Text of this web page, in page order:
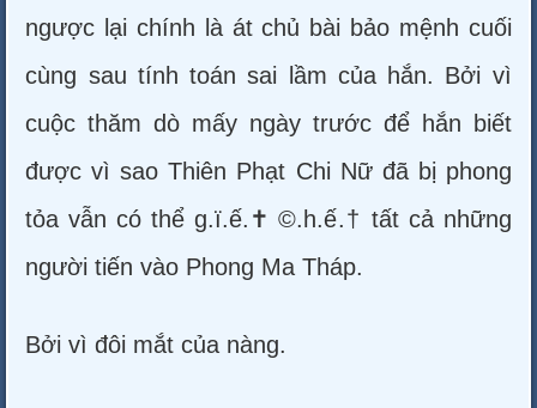
ngược lại chính là át chủ bài bảo mệnh cuối
cùng sau tính toán sai lầm của hắn. Bởi vì
cuộc thăm dò mấy ngày trước để hắn biết
được vì sao Thiên Phạt Chi Nữ đã bị phong
tỏa vẫn có thể g.ï.ế.✝ ©.h.ế.† tất cả những
người tiến vào Phong Ma Tháp.
Bởi vì đôi mắt của nàng.